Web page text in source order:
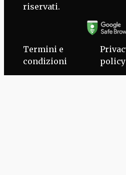
riservati.
Termini e
condizioni
policy